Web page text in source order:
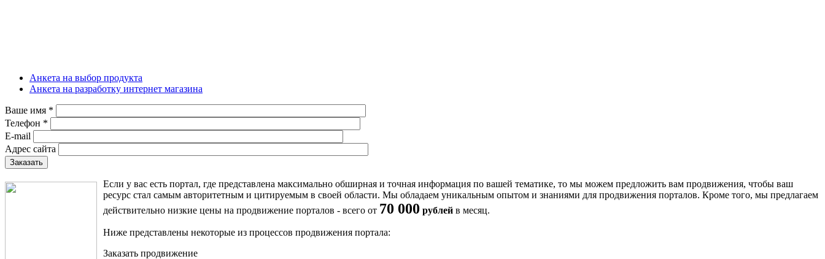
Анкета на выбор продукта
Анкета на разработку интернет магазина
Ваше имя *
Телефон *
E-mail
Адрес сайта
Если у вас есть портал, где представлена максимально обширная и точная информация по вашей тематике, то мы можем предложить вам продвижения, чтобы ваш
ресурс стал самым авторитетным и цитируемым в своей области. Мы обладаем уникальным опытом и знаниями для продвижения порталов. Кроме того, мы предлагаем
действительно низкие цены на продвижение порталов - всего от 70 000 рублей в месяц.
Ниже представлены некоторые из процессов продвижения портала:
Заказать продвижение